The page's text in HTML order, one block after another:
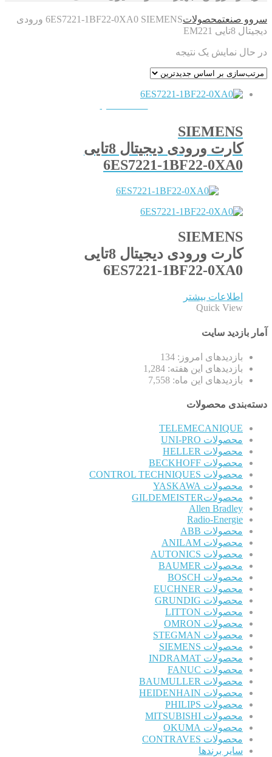
سروو صنعتمحصولات
6ES7221-1BF22-0XA0 SIEMENS ورودی
دیجیتال 8تایی EM221
در حال نمایش یک نتیجه
SIEMENS
کارت ورودی دیجیتال 8تایی
6ES7221-1BF22-0XA0
SIEMENS
کارت ورودی دیجیتال 8تایی
6ES7221-1BF22-0XA0
اطلاعات بیشتر
Quick View
آمار بازدید سایت
بازدیدهای امروز: 134
بازدیدهای این هفته: 1,284
بازدیدهای این ماه: 7,558
دسته‌بندی محصولات
TELEMECANIQUE
محصولات UNI-PRO
محصولات HELLER
محصولات BECKHOFF
محصولات CONTROL TECHNIQUES
محصولات YASKAWA
محصولاتGILDEMEISTER
Allen Bradley
Radio-Energie
محصولات ABB
محصولات ANILAM
محصولات AUTONICS
محصولات BAUMER
محصولات BOSCH
محصولات EUCHNER
محصولات GRUNDIG
محصولات LITTON
محصولات OMRON
محصولات STEGMAN
محصولات SIEMENS
محصولات INDRAMAT
محصولات FANUC
محصولات BAUMULLER
محصولات HEIDENHAIN
محصولات PHILIPS
محصولات MITSUBISHI
محصولات OKUMA
محصولات CONTRAVES
سایر برندها